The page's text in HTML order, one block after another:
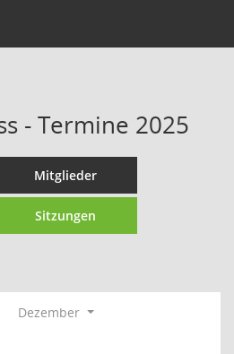
- Termine 2025
Mitglieder
Sitzungen
Dezember